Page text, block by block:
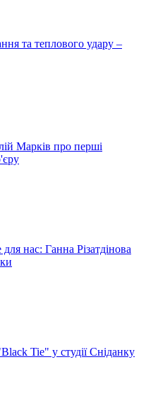
та теплового удару –
Марків про перші
нас: Ганна Різатдінова
Tie" у студії Сніданку